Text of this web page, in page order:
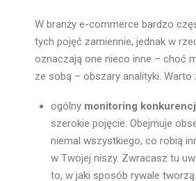
W branży e-commerce bardzo
tych pojęć zamiennie, jednak w
oznaczają one nieco inne – choć
ze sobą – obszary analityki. Warto
ogólny monitoring
szerokie pojęcie. Obejmuje
niemal wszystkiego, co robią
w Twojej niszy. Zwracasz tu
to, w jaki sposób rywale tworzą